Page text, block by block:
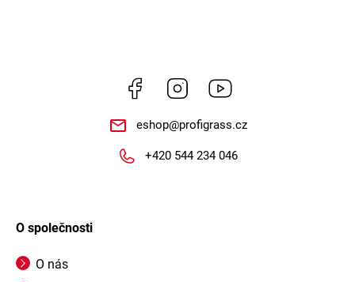
Facebook Instagram
eshop@profigrass.cz
+420 544 234 046
O společnosti
O nás